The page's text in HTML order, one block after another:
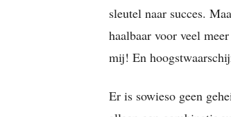
sleutel naar succes.
haalbaar voor veel
mij! En
Er is sowieso geen